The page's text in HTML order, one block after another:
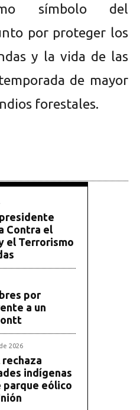
símbolo del
por proteger los
y la vida de las
de mayor
forestales.
Contra el
el Terrorismo
por
a un
2026
indígenas
parque eólico